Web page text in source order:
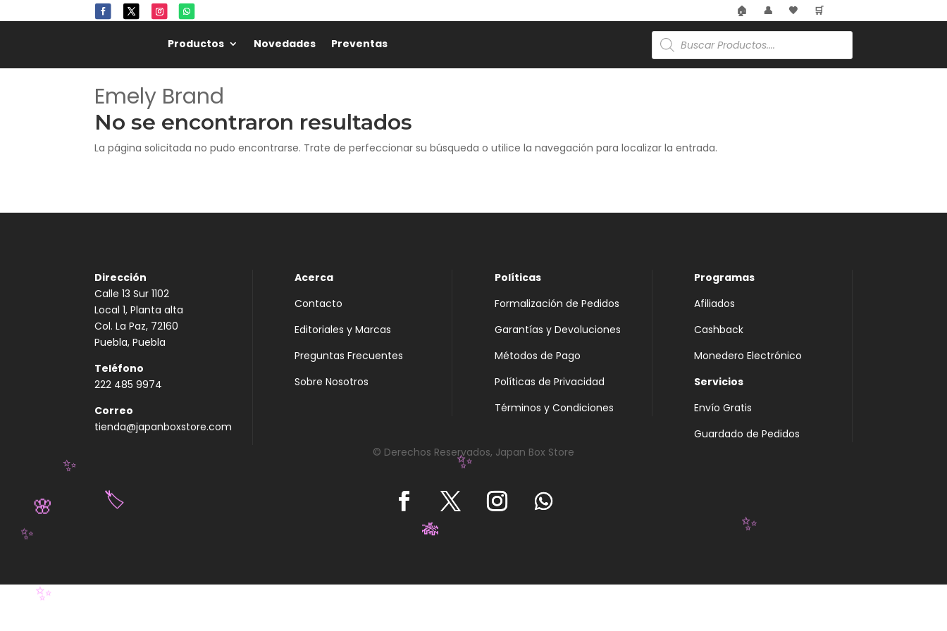
🏠 👤 🖤 🛒
Productos Novedades Preventas
Búsqueda
de
productos
Emely Brand
No se encontraron resultados
La página solicitada no pudo encontrarse. Trate de perfeccionar su búsqueda o utilice la navegación para localizar la entrada.
Dirección
Calle 13 Sur 1102
Local 1, Planta alta
Col. La Paz, 72160
Puebla, Puebla
Teléfono
222 485 9974
Correo
tienda@japanboxstore.com
Acerca
Contacto
Editoriales y Marcas
Preguntas Frecuentes
Sobre Nosotros
Políticas
Formalización de Pedidos
Garantías y Devoluciones
Métodos de Pago
Políticas de Privacidad
Términos y Condiciones
Programas
Afiliados
Cashback
Monedero Electrónico
Servicios
Envío Gratis
Guardado de Pedidos
© Derechos Reservados, Japan Box Store
✨